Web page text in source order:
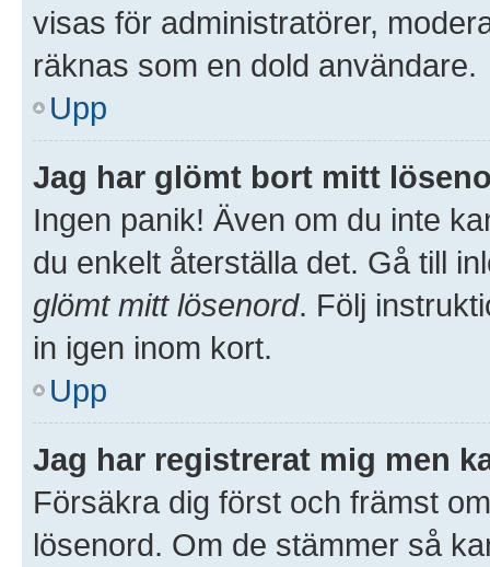
visas för administratörer,
räknas som en dold användare.
Upp
Jag har glömt bort mitt
Ingen panik! Även om du inte
du enkelt återställa det. Gå till
glömt mitt lösenord. Följ
in igen inom kort.
Upp
Jag har registrerat mig men
Försäkra dig först och främst
lösenord. Om de stämmer så